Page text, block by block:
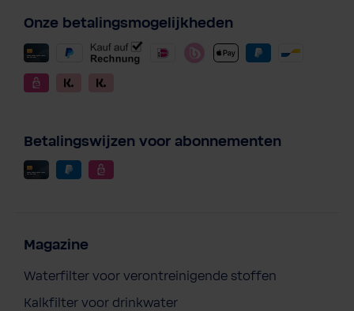
Onze betalingsmogelijkheden
Betalingswijzen voor abonnementen
Magazine
Waterfilter voor verontreinigende stoffen
Kalkfilter voor drinkwater